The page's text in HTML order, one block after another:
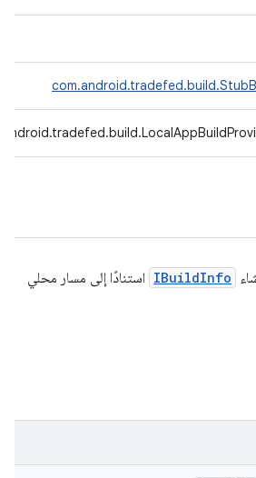
IBuildInfo استنادًا إلى مسار محلي